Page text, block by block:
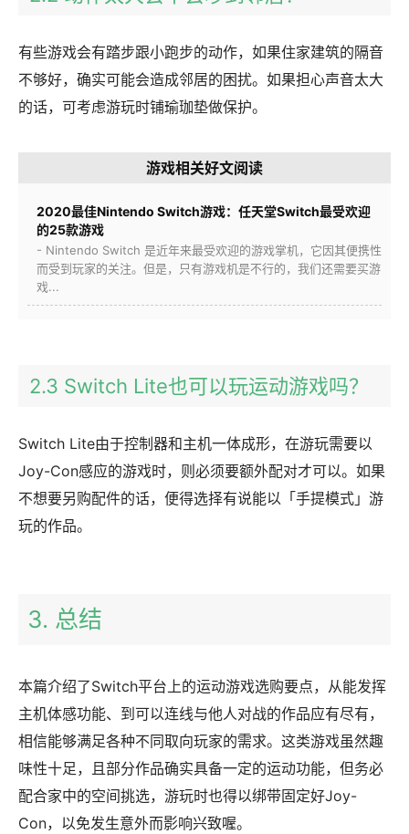
有些游戏会有踏步跟小跑步的动作，如果住家建筑的隔音
不够好，确实可能会造成邻居的困扰。如果担心声音太大
的话，可考虑游玩时铺瑜珈垫做保护。
游戏相关好文阅读
2020最佳Nintendo Switch游戏：任天堂Switch最受欢迎
的25款游戏
- Nintendo Switch 是近年来最受欢迎的游戏掌机，它因其便携性
而受到玩家的关注。但是，只有游戏机是不行的，我们还需要买游
戏...
2.3 Switch Lite也可以玩运动游戏吗？
Switch Lite由于控制器和主机一体成形，在游玩需要以
Joy-Con感应的游戏时，则必须要额外配对才可以。如果
不想要另购配件的话，便得选择有说能以「手提模式」游
玩的作品。
3. 总结
本篇介绍了Switch平台上的运动游戏选购要点，从能发挥
主机体感功能、到可以连线与他人对战的作品应有尽有，
相信能够满足各种不同取向玩家的需求。这类游戏虽然趣
味性十足，且部分作品确实具备一定的运动功能，但务必
配合家中的空间挑选，游玩时也得以绑带固定好Joy-
Con，以免发生意外而影响兴致喔。